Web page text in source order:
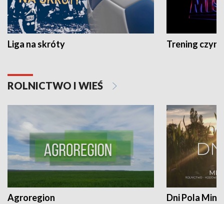
Liga na skróty Trening czyni
ROLNICTWO I WIEŚ
Agroregion Dni Pola